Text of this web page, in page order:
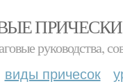
ПРИЧЕСКИ
руководства,
виды причесок